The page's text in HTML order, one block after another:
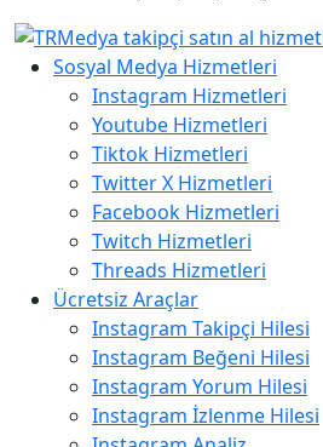
Sosyal Medya Hizmetleri
Instagram Hizmetleri
Youtube Hizmetleri
Tiktok Hizmetleri
Twitter X Hizmetleri
Facebook Hizmetleri
Twitch Hizmetleri
Threads Hizmetleri
Ücretsiz Araçlar
Instagram Takipçi Hilesi
Instagram Beğeni Hilesi
Instagram Yorum Hilesi
Instagram İzlenme Hilesi